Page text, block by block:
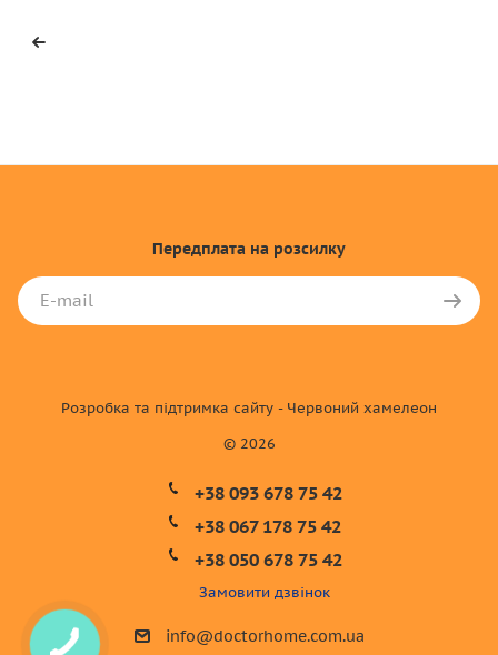
Передплата на розсилку
© 2026
Розробка та підтримка сайту - Червоний хамелеон
+38 093 678 75 42
+38 067 178 75 42
+38 050 678 75 42
Замовити дзвінок
info@doctorhome.com.ua